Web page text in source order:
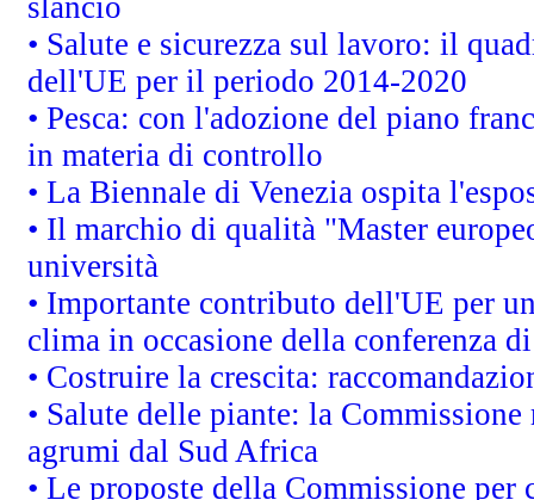
• Salute e sicurezza sul lavoro: il
dell'UE per il periodo 2014-2020
• Pesca: con l'adozione del piano
in materia di controllo
• La Biennale di Venezia ospita
• Il marchio di qualità "Master
università
• Importante contributo dell'UE per
clima in occasione della conferenza
• Costruire la crescita:
• Salute delle piante: la
agrumi dal Sud Africa
• Le proposte della Commissione